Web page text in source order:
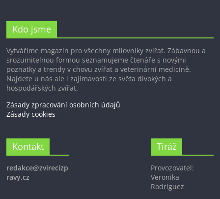
Kdo jsme
Vytváříme magazín pro všechny milovníky zvířat. Zábavnou a
srozumitelnou formou seznamujeme čtenáře s novými
poznatky a trendy v chovu zvířat a veterinární medicíně.
Najdete u nás ale i zajímavosti ze světa divokých a
hospodářských zvířat.
Zásady zpracování osobních údajů
Zásady cookies
Kontakt
redakce@zvirecizp
ravy.cz
Tiráž
Provozovatel:
Veronika
Rodriguez